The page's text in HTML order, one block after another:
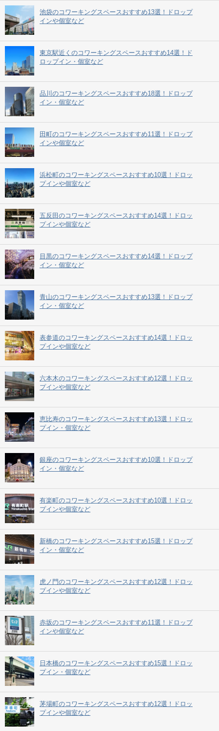
池袋のコワーキングスペースおすすめ13選！ドロップ
インや個室など
東京駅近くのコワーキングスペースおすすめ14選！ド
ロップイン・個室など
品川のコワーキングスペースおすすめ18選！ドロップ
イン・個室など
田町のコワーキングスペースおすすめ11選！ドロップ
インや個室など
浜松町のコワーキングスペースおすすめ10選！ドロッ
プインや個室など
五反田のコワーキングスペースおすすめ14選！ドロッ
プインや個室など
目黒のコワーキングスペースおすすめ14選！ドロップ
イン・個室など
青山のコワーキングスペースおすすめ13選！ドロップ
イン・個室など
表参道のコワーキングスペースおすすめ14選！ドロッ
プインや個室など
六本木のコワーキングスペースおすすめ12選！ドロッ
プインや個室など
恵比寿のコワーキングスペースおすすめ13選！ドロッ
プイン・個室など
銀座のコワーキングスペースおすすめ10選！ドロップ
イン・個室など
有楽町のコワーキングスペースおすすめ10選！ドロッ
プインや個室など
新橋のコワーキングスペースおすすめ15選！ドロップ
イン・個室など
虎ノ門のコワーキングスペースおすすめ12選！ドロッ
プインや個室など
赤坂のコワーキングスペースおすすめ11選！ドロップ
インや個室など
日本橋のコワーキングスペースおすすめ15選！ドロッ
プイン・個室など
茅場町のコワーキングスペースおすすめ12選！ドロッ
プインや個室など